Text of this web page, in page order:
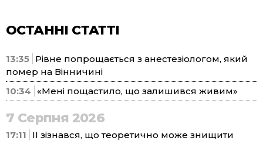
ОСТАННІ СТАТТІ
13:35 Рівне попрощається з анестезіологом, який
помер на Вінничині
10:34
«Мені пощастило, що залишився живим»
7 Серпня 2026
17:11
ІІ зізнався, що теоретично може знищити